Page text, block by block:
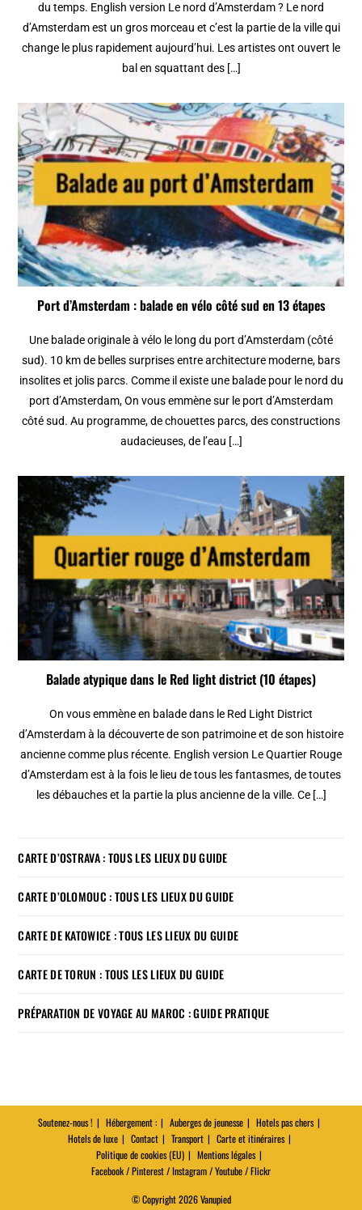
du temps. English version Le nord d’Amsterdam ? Le nord
d’Amsterdam est un gros morceau et c’est la partie de la ville qui
change le plus rapidement aujourd’hui. Les artistes ont ouvert le
bal en squattant des […]
Port d’Amsterdam : balade en vélo côté sud en 13 étapes
Une balade originale à vélo le long du port d’Amsterdam (côté
sud). 10 km de belles surprises entre architecture moderne, bars
insolites et jolis parcs. Comme il existe une balade pour le nord du
port d’Amsterdam, On vous emmène sur le port d’Amsterdam
côté sud. Au programme, de chouettes parcs, des constructions
audacieuses, de l’eau […]
Balade atypique dans le Red light district (10 étapes)
On vous emmène en balade dans le Red Light District
d’Amsterdam à la découverte de son patrimoine et de son histoire
ancienne comme plus récente. English version Le Quartier Rouge
d’Amsterdam est à la fois le lieu de tous les fantasmes, de toutes
les débauches et la partie la plus ancienne de la ville. Ce […]
CARTE D’OSTRAVA : TOUS LES LIEUX DU GUIDE
CARTE D’OLOMOUC : TOUS LES LIEUX DU GUIDE
CARTE DE KATOWICE : TOUS LES LIEUX DU GUIDE
CARTE DE TORUN : TOUS LES LIEUX DU GUIDE
PRÉPARATION DE VOYAGE AU MAROC : GUIDE PRATIQUE
Soutenez-nous ! Hébergement : Auberges de jeunesse
Hotels pas chers
Hotels de luxe
Contact Transport
Carte et itinéraires
Politique de cookies (EU)
Mentions légales
Facebook / Pinterest / Instagram / Youtube / Flickr
© Copyright 2026 Vanupied